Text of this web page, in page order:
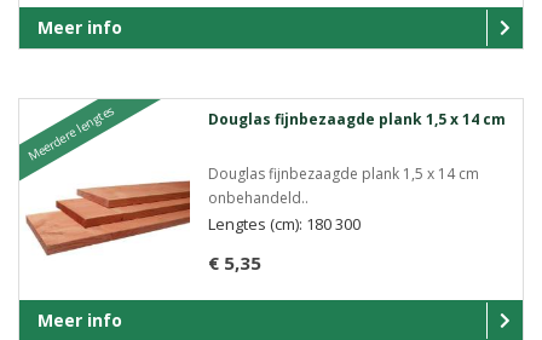
Meer info
Meerdere lengtes Douglas fijnbezaagde plank 1,5 x 14 cm
Douglas fijnbezaagde plank 1,5 x 14 cm
onbehandeld..
€ 5,35
Lengtes (cm): 180 300
Meer info